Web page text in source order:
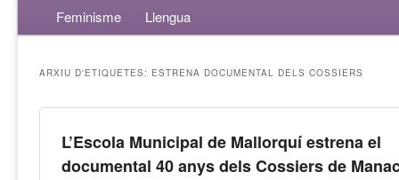
Feminisme
Llengua
ARXIU D'ETIQUETES: ESTRENA DOCUMENTAL DELS COSSIERS
L’Escola Municipal de Mallorquí estrena el
documental 40 anys dels Cossiers de